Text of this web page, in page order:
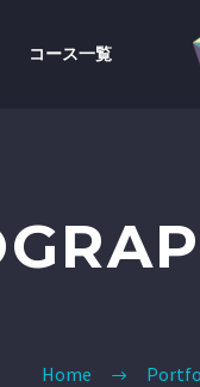
コース一覧
Home